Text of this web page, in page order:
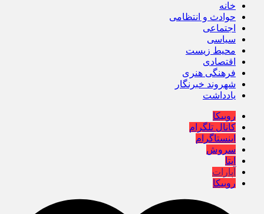
خانه
حوادث و انتظامی
اجتماعی
سیاسی
محیط زیست
اقتصادی
فرهنگی هنری
شهروند خبرنگار
یادداشت
روبیکا
کانال تلگرام
اینستاگرام
سروش
ایتا
آپارات
روبیکا